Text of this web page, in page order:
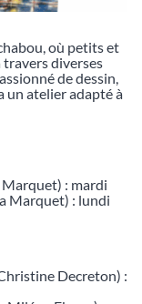
où petits et
diverses
de dessin,
un atelier adapté à
: mardi
Marquet) : lundi
Decreton) :